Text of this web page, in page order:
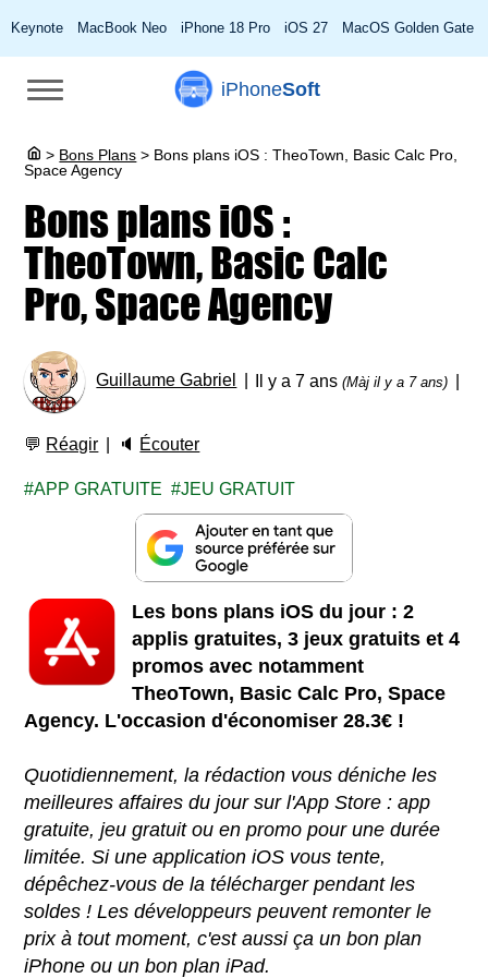
Keynote MacBook Neo iPhone 18 Pro iOS 27 MacOS Golden Gate
iPhoneSoft
> Bons Plans > Bons plans iOS : TheoTown, Basic Calc Pro,
Space Agency
Bons plans iOS :
TheoTown, Basic Calc
Pro, Space Agency
Guillaume Gabriel Il y a 7 ans(Màj il y a 7 ans)
💬 Réagir 🔈 Écouter
APP GRATUITE JEU GRATUIT
Les bons plans iOS du jour : 2
applis gratuites, 3 jeux gratuits et 4
promos avec notamment
TheoTown, Basic Calc Pro, Space
Agency. L'occasion d'économiser 28.3€ !
Quotidiennement, la rédaction vous déniche les
meilleures affaires du jour sur l'App Store : app
gratuite, jeu gratuit ou en promo pour une durée
limitée. Si une application iOS vous tente,
dépêchez-vous de la télécharger pendant les
soldes ! Les développeurs peuvent remonter le
prix à tout moment, c'est aussi ça un bon plan
iPhone ou un bon plan iPad.